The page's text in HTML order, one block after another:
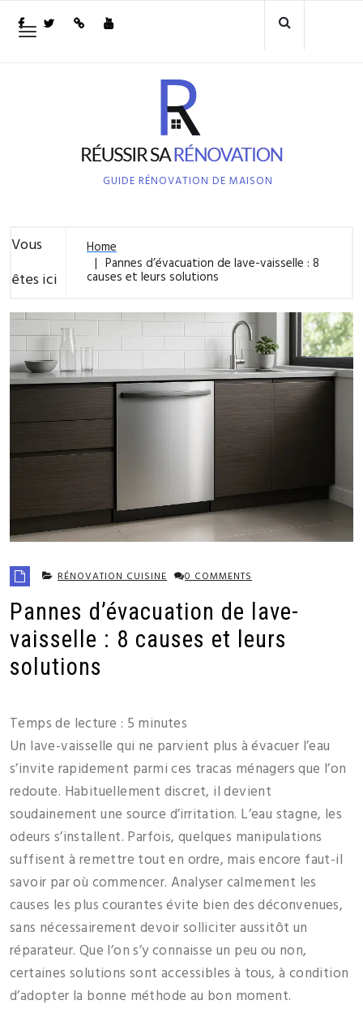
Toggle
GUIDE RÉNOVATION DE MAISON
Vous
êtes ici
Home
Pannes d’évacuation de lave-vaisselle : 8
causes et leurs solutions
RÉNOVATION CUISINE 0 COMMENTS
Pannes d’évacuation de lave-
vaisselle : 8 causes et leurs
solutions
Temps de lecture : 5 minutes
Un lave-vaisselle qui ne parvient plus à évacuer l’eau
s’invite rapidement parmi ces tracas ménagers que l’on
redoute. Habituellement discret, il devient
soudainement une source d’irritation. L’eau stagne, les
odeurs s’installent. Parfois, quelques manipulations
suffisent à remettre tout en ordre, mais encore faut-il
savoir par où commencer. Analyser calmement les
causes les plus courantes évite bien des déconvenues,
sans nécessairement devoir solliciter aussitôt un
réparateur. Que l’on s’y connaisse un peu ou non,
certaines solutions sont accessibles à tous, à condition
d’adopter la bonne méthode au bon moment.